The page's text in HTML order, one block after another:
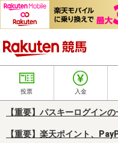
投票 入金
【重要】パスキーログイン
【重要】楽天ポイント、